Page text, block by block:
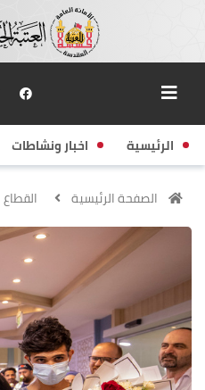
الرئيسية اخبار ونشاطات
الصفحة الرئيسية